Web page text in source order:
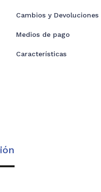
Cambios y Devoluciones
Medios de pago
Características